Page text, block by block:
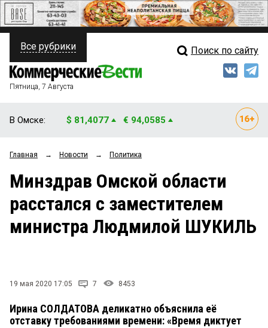
ПОЛИТИКА
ФИНАНСЫ
ОБЩЕСТВО
ЗАКОН
Свежий выпуск
Рейтинги
Блоги
Архив
Все рубрики Поиск по сайту
Пятница, 7 Августа
В Омске: $ 81,4077 € 94,0585
Главная → Новости → Политика
Минздрав Омской области
расстался с заместителем
министра Людмилой ШУКИЛЬ
19 мая 2020 17:05 7 8453
Ирина СОЛДАТОВА деликатно объяснила её
отставку требованиями времени: «Время диктует